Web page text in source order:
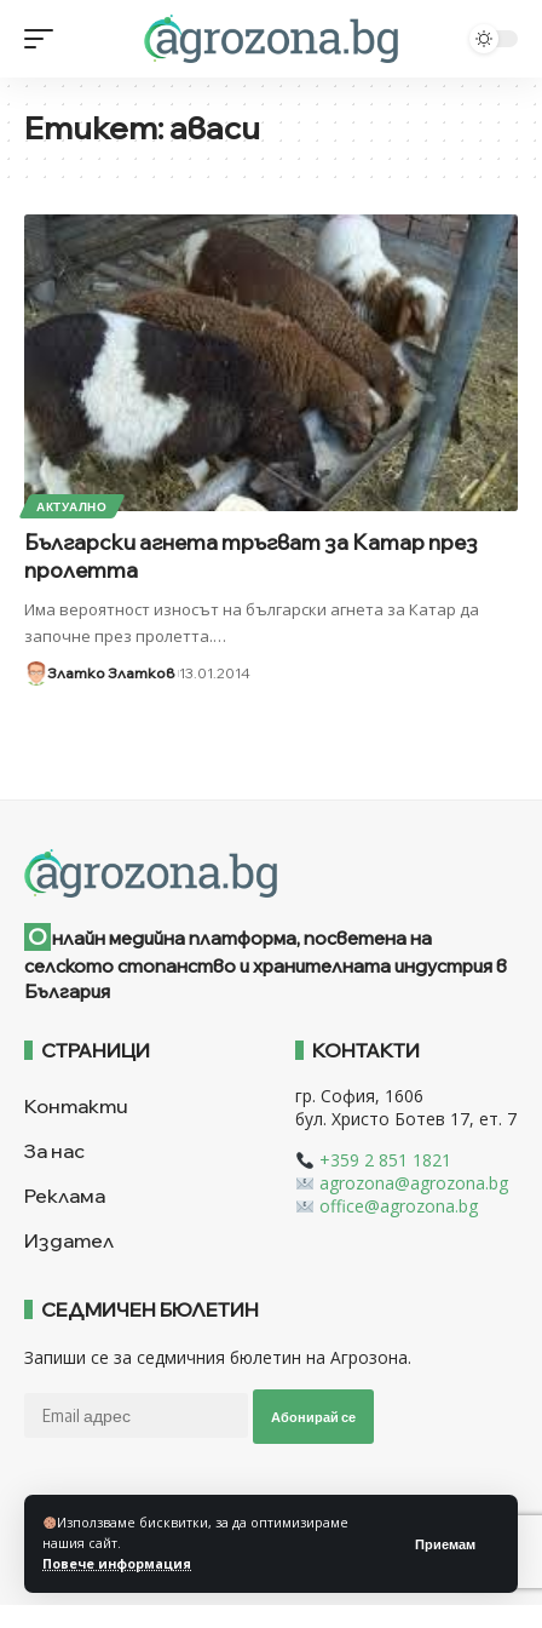
Използваме бисквитки, за да оптимизираме
нашия сайт.
Повече информация
Приемам
Етикет:аваси
АКТУАЛНО
Български агнета тръгват за Катар през
пролетта
Има вероятност износът на български агнета за Катар да
започне през пролетта.…
Златко Златков 13.01.2014
О нлайн медийна платформа, посветена на
селското стопанство и хранителната индустрия в
България
СТРАНИЦИ
Контакти
За нас
Реклама
Издател
КОНТАКТИ
гр. София, 1606
бул. Христо Ботев 17, ет. 7
+359 2 851 1821
agrozona@agrozona.bg
office@agrozona.bg
СЕДМИЧЕН БЮЛЕТИН
Запиши се за седмичния бюлетин на Агрозона.
Абонирай се
Последвайте ни